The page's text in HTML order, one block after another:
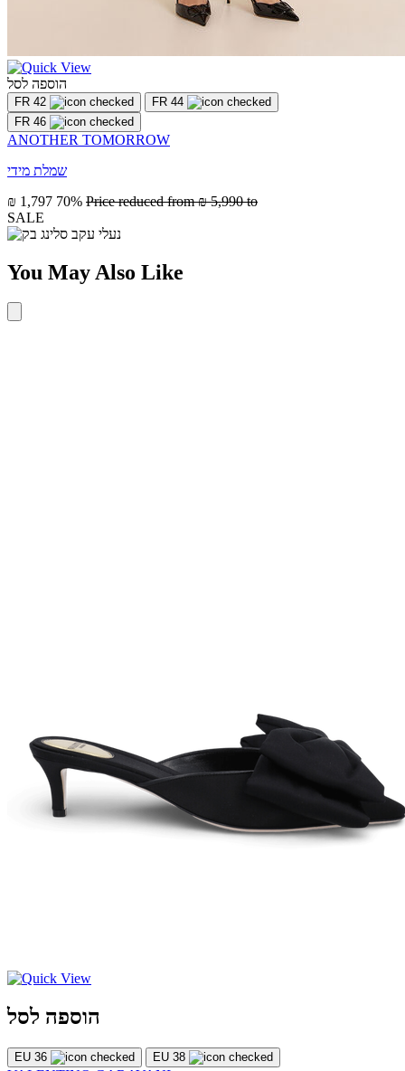
הוספה לסל
FR 42
FR 44
FR 46
ANOTHER TOMORROW
שמלת מידי
₪ 1,797 70% Price reduced from₪ 5,990 to
SALE
You May Also Like
הוספה לסל
EU 36 EU 38